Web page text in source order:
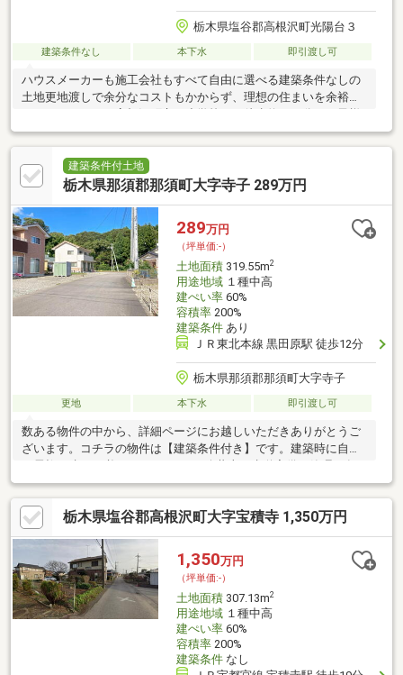
栃木県塩谷郡高根沢町光陽台３
建築条件なし 本下水 即引渡し可
ハウスメーカーも施工会社もすべて自由に選べる建築条件なしの
土地更地渡しで余分なコストもかからず、理想の住まいを余裕を
の通学も安心とりせん高根沢まで徒歩約３分と毎日の生活便利な
嬉しいロケーション ≪現地 ご案内可能でございます≫ 実
際に土地の所在を確認することで、 建物を建てる際のイメージ
がつきやすくなります ぜひ一度、弊社スタッフと一緒に現地を
＝＝ ＴＥＬ：０１２０－８０３－５１
０ ＝＝＝＝＝＝＝＝＝＝＝＝＝＝＝＝＝＝
建築条件付土地
栃木県那須郡那須町大字寺子 289万円
289万円
（坪単価:-）
土地面積319.55m2
用途地域１種中高
建ぺい率60%
容積率200%
建築条件あり
ＪＲ東北本線 黒田原駅 徒歩12分
栃木県那須郡那須町大字寺子
更地 本下水 即引渡し可
数ある物件の中から、詳細ページにお越しいただきありがとうご
ざいます。コチラの物件は【建築条件付き】です。建築時に自費
担が大幅に軽減・衛生的な住環境で過ごせる・敷地の有効活用が
可能なため、駐車場を広げたり庭を整えたりと自由にできます。
※初期費用の負担があります。■黒田原駅まで徒歩12分那須町役場
の最寄り駅。図書館や「黒田原まちなか広場」などの公共施設が
集まっています。■黒田原小学校まで徒歩6分■コメリ那須店まで
徒歩６分■カワチ薬品黒田原店まで徒歩１１分■ダイユー黒田原店
まで徒歩６分
栃木県塩谷郡高根沢町大字宝積寺 1,350万円
1,350万円
（坪単価:-）
土地面積307.13m2
用途地域１種中高
建ぺい率60%
容積率200%
建築条件なし